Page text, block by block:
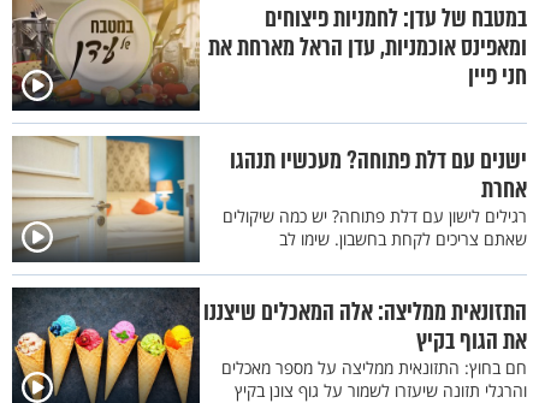
במטבח של עדן: לחמניות פיצוחים
ומאפינס אוכמניות, עדן הראל מארחת את
חני פיין
ישנים עם דלת פתוחה? מעכשיו תנהגו
אחרת
רגילים לישון עם דלת פתוחה? יש כמה שיקולים
שאתם צריכים לקחת בחשבון. שימו לב
התזונאית ממליצה: אלה המאכלים שיצננו
את הגוף בקיץ
חם בחוץ: התזונאית ממליצה על מספר מאכלים
והרגלי תזונה שיעזרו לשמור על גוף צונן בקיץ